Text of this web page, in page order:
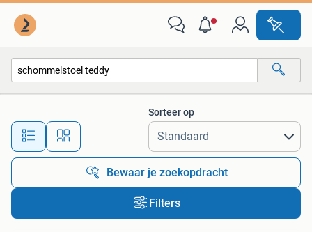
Alle afstanden…
Sorteer op
Bewaar je zoekopdracht
Filters